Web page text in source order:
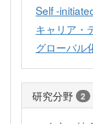
Self -
キャリア・
グローバル
研究分野 2